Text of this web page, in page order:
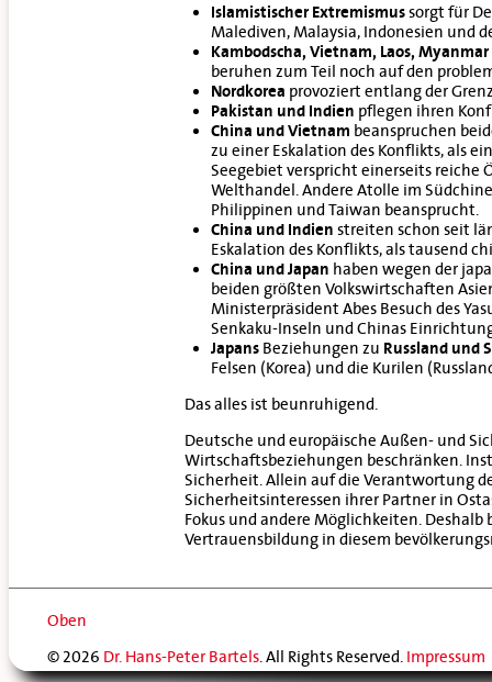
Islamistischer Extremismussorgt für
Malediven, Malaysia, Indonesien und
Kambodscha, Vietnam, Laos,
beruhen zum Teil noch auf den
Nordkorea provoziert entlang der
Pakistan und Indien pflegen ihren
China und Vietnam beanspruchen
zu einer Eskalation des Konflikts, als
Seegebiet verspricht einerseits reiche
Welthandel. Andere Atolle im
Philippinen und Taiwan beansprucht.
China und Indien streiten schon seit
Eskalation des Konflikts, als tausend
China und Japan haben wegen der
beiden größten Volkswirtschaften
Ministerpräsident Abes Besuch des
Senkaku-Inseln und Chinas
Japans Beziehungen zu Russland und
Felsen (Korea) und die Kurilen
Das alles ist beunruhigend.
Deutsche und europäische Außen- und
Wirtschaftsbeziehungen beschränken.
Sicherheit. Allein auf die Verantwortung
Sicherheitsinteressen ihrer Partner in
Fokus und andere Möglichkeiten.
Vertrauensbildung in diesem
Oben
© 2026 Dr. Hans-Peter Bartels . All Rights Reserved. Impressum